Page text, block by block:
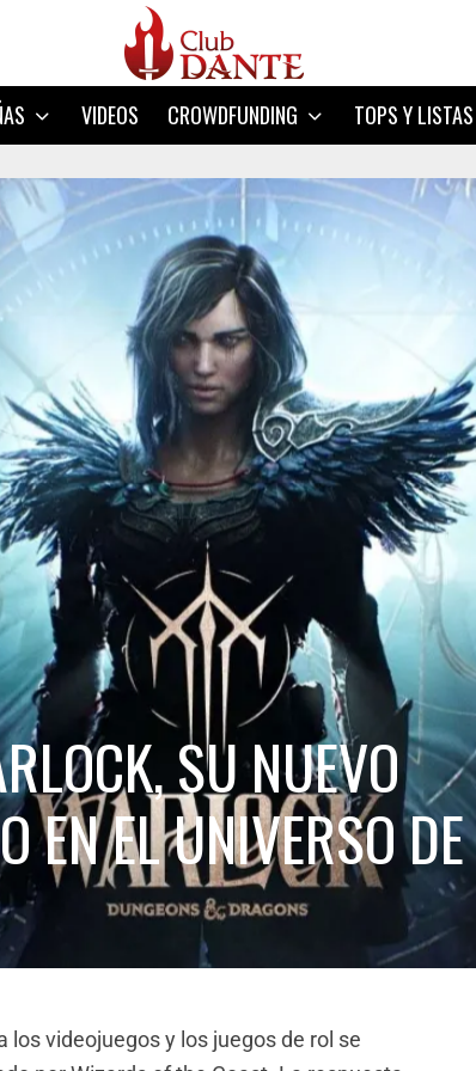
VIDEOS CROWDFUNDING TOPS Y LISTAS
SU NUEVO
EN EL UNIVERSO
los videojuegos y los juegos de rol se